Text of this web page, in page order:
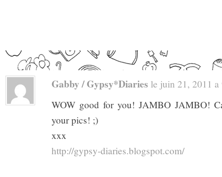
Gabby / Gypsy*Diaries le juin 21, 2011 a
WOW good for you! JAMBO JAMBO!
your pics! ;)
xxx
http://gypsy-diaries.blogspot.com/